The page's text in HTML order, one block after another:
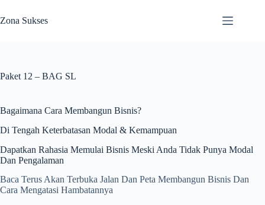
to
content
Zona Sukses
Paket 12 – BAG SL
Bagaimana Cara Membangun Bisnis?
Di Tengah Keterbatasan Modal & Kemampuan
Dapatkan Rahasia Memulai Bisnis Meski Anda Tidak Punya Modal
Dan Pengalaman
Baca Terus Akan Terbuka Jalan Dan Peta Membangun Bisnis Dan
Cara Mengatasi Hambatannya